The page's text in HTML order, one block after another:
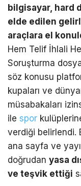
bilgisayar, hard
elde edilen
araçlara el
Hem Telif İhlali
Soruşturma
söz konusu
kupaları ve
müsabakaları
ile spor
verdiği belirlendi.
ana sayfa ve
doğrudan yasa
ve teşvik ettiği